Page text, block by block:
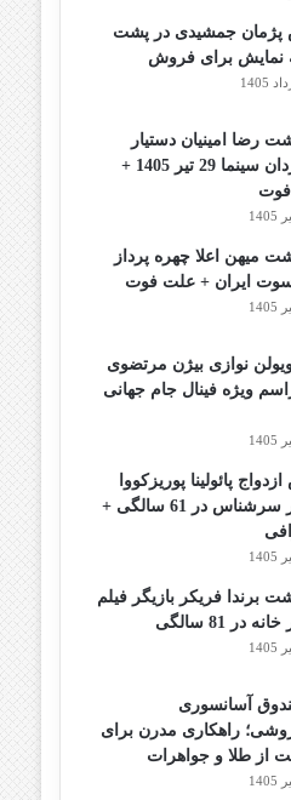
جمشیدی در پشت
نمایش برای فروش
رضا امینیان دستیار
کارگردان سینما 29 تیر 1405 +
میهن اعلا چهره پرداز
ایران + علت فوت
نوازی بیژن مرتضوی
ویژه فینال جام جهانی
پائولینا پوریزکووا
بازیگر سرشناس در 61 سالگی +
برندا فریکر بازیگر فیلم
در 81 سالگی
آسانسوری
راهکاری مدرن برای
از طلا و جواهرات